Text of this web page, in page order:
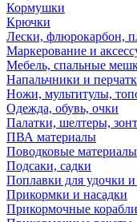
Кормушки
Крючки
Лески, флюрокарбон,
Маркерование и
Мебель, спальные
Напальчники и
Ножи, мультитулы,
Одежда, обувь, очки
Палатки, шелтеры,
ПВА материалы
Поводковые материалы
Подсаки, садки
Поплавки для удочки и
Прикормки и насадки
Прикормочные